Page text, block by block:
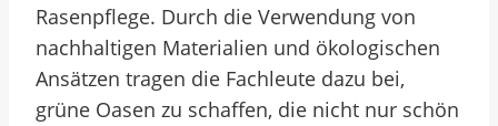
Rasenpflege. Durch die Verwendung von
nachhaltigen Materialien und ökologischen
Ansätzen tragen die Fachleute dazu bei,
grüne Oasen zu schaffen, die nicht nur schön